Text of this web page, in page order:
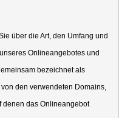
über die Art, den Umfang und
Onlineangebotes und
bezeichnet als
den verwendeten Domains,
das Onlineangebot